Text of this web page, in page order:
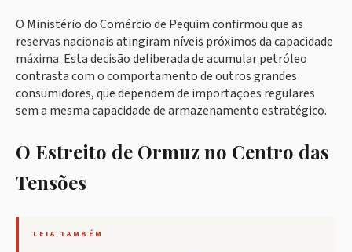
O Ministério do Comércio de Pequim confirmou que as
reservas nacionais atingiram níveis próximos da capacidade
máxima. Esta decisão deliberada de acumular petróleo
contrasta com o comportamento de outros grandes
consumidores, que dependem de importações regulares
sem a mesma capacidade de armazenamento estratégico.
O Estreito de Ormuz no Centro das
Tensões
LEIA TAMBÉM